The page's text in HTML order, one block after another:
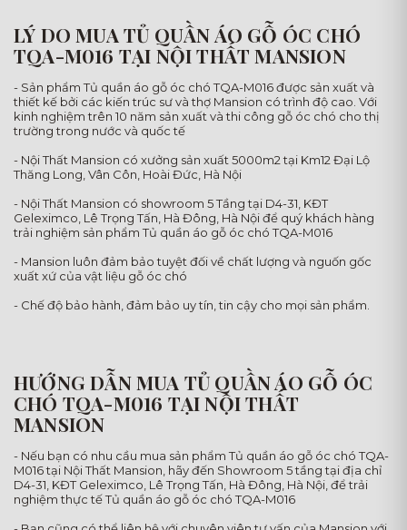
LÝ DO MUA TỦ QUẦN ÁO GỖ ÓC CHÓ
TQA-M016 TẠI NỘI THẤT MANSION
- Sản phẩm Tủ quần áo gỗ óc chó TQA-M016 được sản xuất và
thiết kế bởi các kiến trúc sư và thợ Mansion có trình độ cao. Với
kinh nghiệm trên 10 năm sản xuất và thi công gỗ óc chó cho thị
trường trong nước và quốc tế
- Nội Thất Mansion có xưởng sản xuất 5000m2 tại Km12 Đại Lộ
Thăng Long, Vân Côn, Hoài Đức, Hà Nội
- Nội Thất Mansion có showroom 5 Tầng tại D4-31, KĐT
Geleximco, Lê Trọng Tấn, Hà Đông, Hà Nội để quý khách hàng
trải nghiệm sản phẩm Tủ quần áo gỗ óc chó TQA-M016
- Mansion luôn đảm bảo tuyệt đối về chất lượng và nguốn gốc
xuất xứ của vật liệu gỗ óc chó
- Chế độ bảo hành, đảm bảo uy tín, tin cậy cho mọi sản phẩm.
HƯỚNG DẪN MUA TỦ QUẦN ÁO GỖ ÓC
CHÓ TQA-M016 TẠI NỘI THẤT
MANSION
- Nếu bạn có nhu cầu mua sản phẩm Tủ quần áo gỗ óc chó TQA-
M016 tại Nội Thất Mansion, hãy đến Showroom 5 tầng tại địa chỉ
D4-31, KĐT Geleximco, Lê Trọng Tấn, Hà Đông, Hà Nội, để trải
nghiệm thực tế Tủ quần áo gỗ óc chó TQA-M016